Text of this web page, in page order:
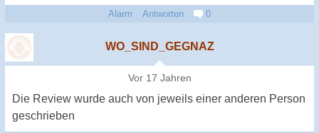
Alarm Antworten 0
WO_SIND_GEGNAZ
Vor 17 Jahren
Die Review wurde auch von jeweils einer anderen Person
geschrieben